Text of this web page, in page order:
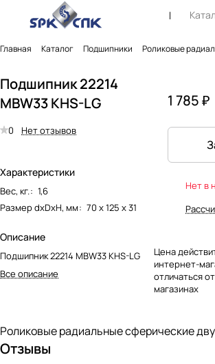
Главная Каталог Подшипники Роликовые
Подшипник 22214
MBW33 KHS-LG
0 Нет отзывов
Характеристики
Вес, кг.: 1,6
Размер dxDxH, мм: 70 х 125 х 31
Описание
Подшипник 22214 MBW33 KHS-LG
Все описание
1 785 ₽
Нет в
Цена
интернет-
отличаться
магазинах
Роликовые радиальные сферические
Отзывы